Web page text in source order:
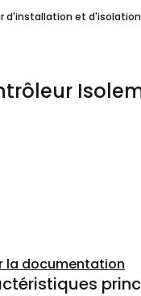
d'installation et d'isolation
la documentation